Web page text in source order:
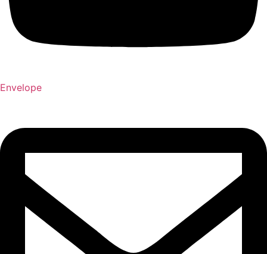
Envelope